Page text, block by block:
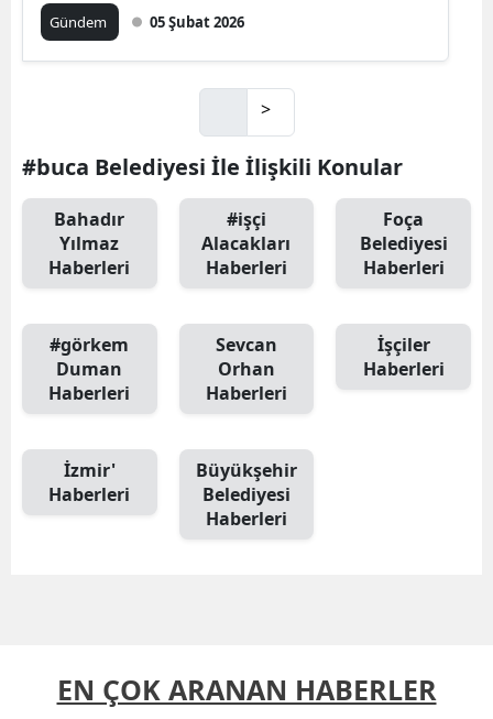
Gündem 05 Şubat 2026
>
#buca Belediyesi İle İlişkili Konular
Bahadır
Yılmaz
Haberleri
#işçi
Alacakları
Haberleri
Foça
Belediyesi
Haberleri
#görkem
Duman
Haberleri
Sevcan
Orhan
Haberleri
İşçiler
Haberleri
İzmir'
Haberleri
Büyükşehir
Belediyesi
Haberleri
EN ÇOK ARANAN HABERLER